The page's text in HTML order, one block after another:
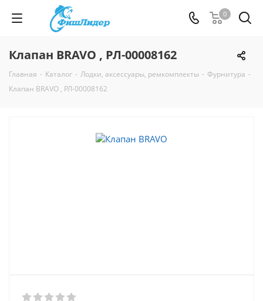
0
Клапан BRAVO , РЛ-00008162
Главная - Каталог - Лодки, аксессуары, ремкомплекты - Фурнитура -
Клапан BRAVO , РЛ-00008162